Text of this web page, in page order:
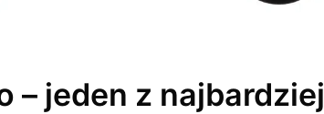
– jeden z najbardziej